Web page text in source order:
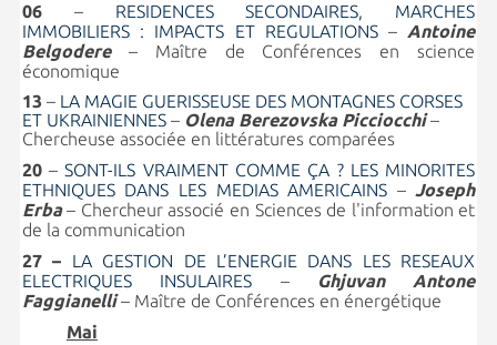
06 – RESIDENCES SECONDAIRES, MARCHES
IMMOBILIERS : IMPACTS ET REGULATIONS– Antoine
Belgodere
– Maître de Conférences en science
économique
13 – LA MAGIE GUERISSEUSE DES MONTAGNES CORSES
ET UKRAINIENNES – Olena Berezovska Picciocchi–
Chercheuse associée en littératures comparées
20–SONT-ILS VRAIMENT COMME ÇA ? LES MINORITES
ETHNIQUES DANS LES MEDIAS AMERICAINS –Joseph
Erba– Chercheur associé en Sciences de l'information et
de la communication
27 – LA GESTION DE L’ENERGIE DANS LES RESEAUX
ELECTRIQUES INSULAIRES
–
Ghjuvan Antone
Faggianelli– Maître de Conférences en énergétique
Mai